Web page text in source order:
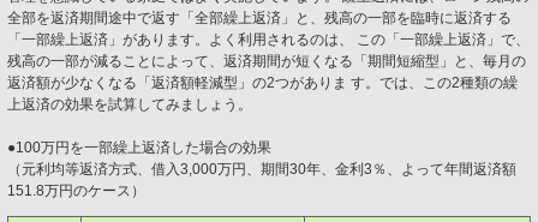
全部を返済期間途中で返す「全部繰上返済」と、残高の一部を臨時に返済する
「一部繰上返済」があります。よく利用されるのは、 この「一部繰上返済」で、
残高の一部が減ることによって、返済期間が短くなる「期間短縮型」と、毎月の
返済額が少なくなる「返済額軽減型」の2つがありま す。では、この2種類の繰
上返済の効果を試算してみましょう。
●100万円を一部繰上返済した場合の効果
（元利均等返済方式、借入3,000万円、期間30年、金利3％、よって年間返済額
151.8万円のケース）